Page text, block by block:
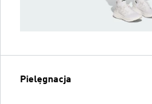
Pielęgnacja